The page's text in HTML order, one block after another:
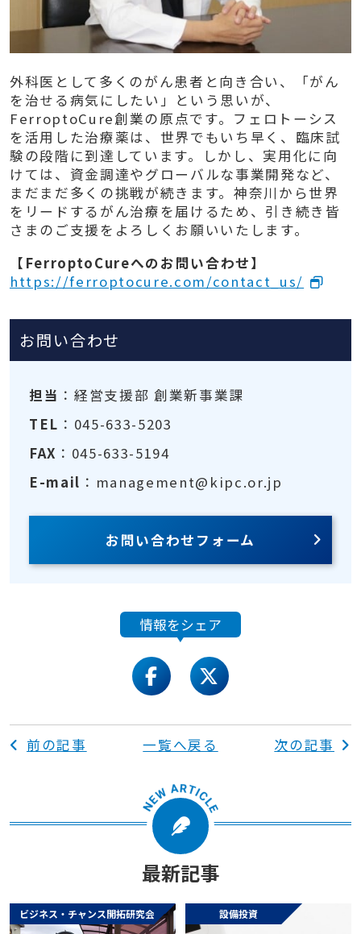
外科医として多くのがん患者と向き合い、「がん
を治せる病気にしたい」という思いが、
FerroptoCure創業の原点です。フェロトーシス
を活用した治療薬は、世界でもいち早く、臨床試
験の段階に到達しています。しかし、実用化に向
けては、資金調達やグローバルな事業開発など、
まだまだ多くの挑戦が続きます。神奈川から世界
をリードするがん治療を届けるため、引き続き皆
さまのご支援をよろしくお願いいたします。
【FerroptoCureへのお問い合わせ】
https://ferroptocure.com/contact_us/
お問い合わせ
担当 ：経営支援部 創業新事業課
TEL ：045-633-5203
FAX ：045-633-5194
E-mail ：management@kipc.or.jp
お問い合わせフォーム
情報をシェア
facebooktwitter
前の記事 一覧へ戻る 次の記事
最新記事
ビジネス・チャンス開拓研究会 設備投資